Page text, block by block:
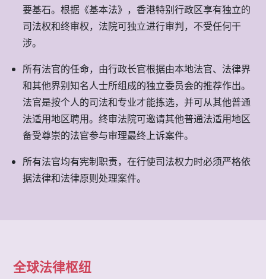
要基石。根据《基本法》，香港特别行政区享有独立的
司法权和终审权，法院可独立进行审判，不受任何干
涉。
所有法官的任命，由行政长官根据由本地法官、法律界
和其他界别知名人士所组成的独立委员会的推荐作出。
法官是按个人的司法和专业才能拣选，并可从其他普通
法适用地区聘用。终审法院可邀请其他普通法适用地区
备受尊崇的法官参与审理最终上诉案件。
所有法官均有宪制职责，在行使司法权力时必须严格依
据法律和法律原则处理案件。
全球法律枢纽